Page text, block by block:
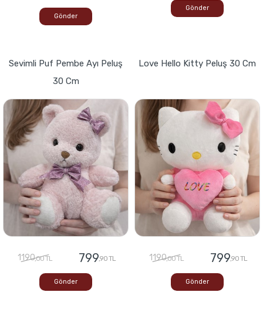
Gönder
Gönder
Sevimli Puf Pembe Ayı Peluş
30 Cm
1190,00 TL 799,90 TL
Gönder
Love Hello Kitty Peluş 30 Cm
1190,00 TL 799,90 TL
Gönder